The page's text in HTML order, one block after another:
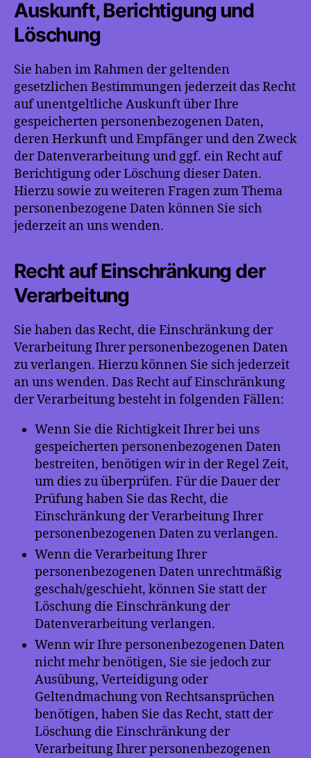
Auskunft, Berichtigung und
Löschung
Sie haben im Rahmen der geltenden
gesetzlichen Bestimmungen jederzeit das Recht
auf unentgeltliche Auskunft über Ihre
gespeicherten personenbezogenen Daten,
deren Herkunft und Empfänger und den Zweck
der Datenverarbeitung und ggf. ein Recht auf
Berichtigung oder Löschung dieser Daten.
Hierzu sowie zu weiteren Fragen zum Thema
personenbezogene Daten können Sie sich
jederzeit an uns wenden.
Recht auf Einschränkung der
Verarbeitung
Sie haben das Recht, die Einschränkung der
Verarbeitung Ihrer personenbezogenen Daten
zu verlangen. Hierzu können Sie sich jederzeit
an uns wenden. Das Recht auf Einschränkung
der Verarbeitung besteht in folgenden Fällen:
Wenn Sie die Richtigkeit Ihrer bei uns
gespeicherten personenbezogenen Daten
bestreiten, benötigen wir in der Regel Zeit,
um dies zu überprüfen. Für die Dauer der
Prüfung haben Sie das Recht, die
Einschränkung der Verarbeitung Ihrer
personenbezogenen Daten zu verlangen.
Wenn die Verarbeitung Ihrer
personenbezogenen Daten unrechtmäßig
geschah/geschieht, können Sie statt der
Löschung die Einschränkung der
Datenverarbeitung verlangen.
Wenn wir Ihre personenbezogenen Daten
nicht mehr benötigen, Sie sie jedoch zur
Ausübung, Verteidigung oder
Geltendmachung von Rechtsansprüchen
benötigen, haben Sie das Recht, statt der
Löschung die Einschränkung der
Verarbeitung Ihrer personenbezogenen